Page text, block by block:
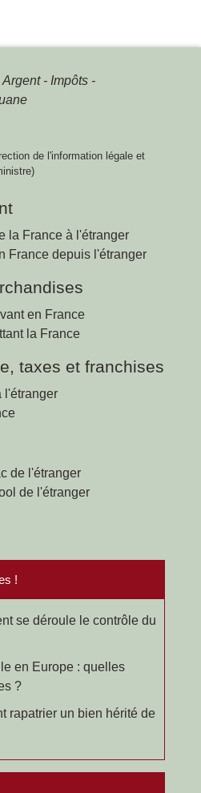
Argent - Impôts -
de l'information légale et
la France à l'étranger
France depuis l'étranger
en France
la France
taxes et franchises
l'étranger
de l'étranger
de l'étranger
!
se déroule le contrôle du
en Europe : quelles
?
rapatrier un bien hérité de